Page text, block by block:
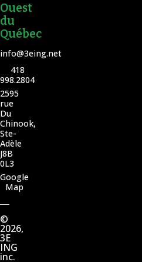
Ouest
du
Québec
info@3eing.net
418
998.2804
2595
rue
Du
Chinook,
Ste-
Adèle
J8B
0L3
Google
Map
©
2026,
3E
ING
inc.